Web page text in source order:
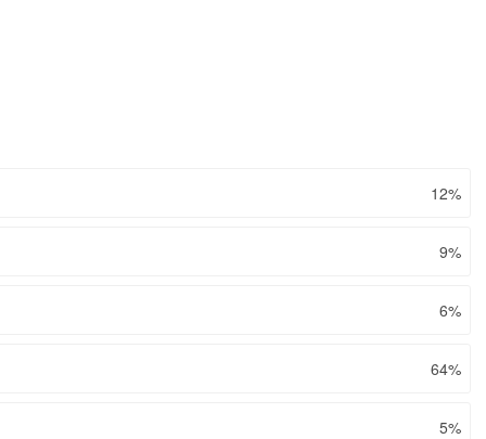
12%
9%
6%
64%
5%